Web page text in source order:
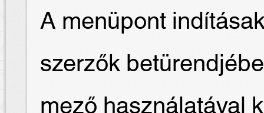
A menüpont
szerzők